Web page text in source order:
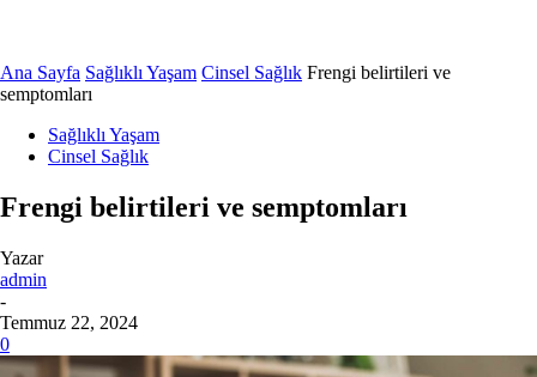
Ana Sayfa Sağlıklı Yaşam Cinsel Sağlık Frengi belirtileri ve
semptomları
Sağlıklı Yaşam
Cinsel Sağlık
Frengi belirtileri ve semptomları
Yazar
admin
-
Temmuz 22, 2024
0